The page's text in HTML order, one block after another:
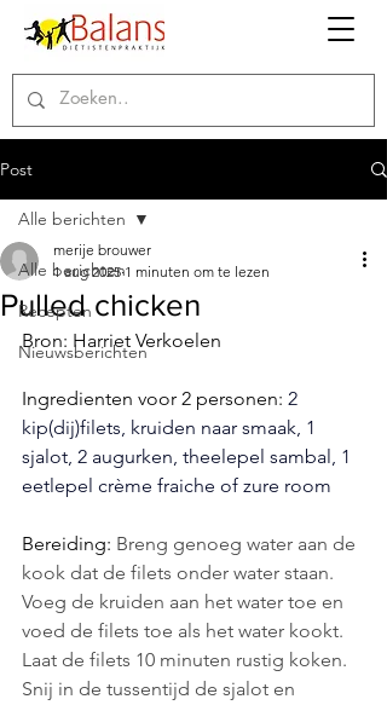
Post
Alle berichten
Recepten
Nieuwsberichten
Alle berichten
Pulled chicken
merije brouwer
1 aug 2025 1 minuten om te lezen
Bron: Harriet Verkoelen
Ingredienten voor 2 personen: 2
kip(dij)filets, kruiden naar smaak, 1
sjalot, 2 augurken, theelepel sambal, 1
eetlepel crème fraiche of zure room
Bereiding: Breng genoeg water aan de
kook dat de filets onder water staan.
Voeg de kruiden aan het water toe en
voed de filets toe als het water kookt.
Laat de filets 10 minuten rustig koken.
Snij in de tussentijd de sjalot en